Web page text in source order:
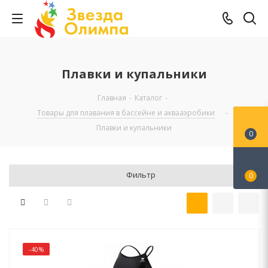
Плавки и купальники
Главная - Каталог -
Товары для плавания в бассейне и аквааэробики
-
Плавки и купальники
Фильтр
-40%
0
0